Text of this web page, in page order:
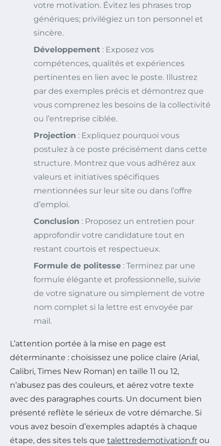
votre motivation. Évitez les phrases trop
génériques; privilégiez un ton personnel et
sincère.
Développement : Exposez vos
compétences, qualités et expériences
pertinentes en lien avec le poste. Illustrez
par des exemples précis et démontrez que
vous comprenez les besoins de la collectivité
ou l’entreprise ciblée.
Projection : Expliquez pourquoi vous
postulez à ce poste précisément dans cette
structure. Montrez que vous adhérez aux
valeurs et initiatives spécifiques
mentionnées sur leur site ou dans l’offre
d’emploi.
Conclusion : Proposez un entretien pour
approfondir votre candidature tout en
restant courtois et respectueux.
Formule de politesse : Terminez par une
formule élégante et professionnelle, suivie
de votre signature ou simplement de votre
nom complet si la lettre est envoyée par
mail.
L’attention portée à la mise en page est
déterminante : choisissez une police claire (Arial,
Calibri, Times New Roman) en taille 11 ou 12,
n’abusez pas des couleurs, et aérez votre texte
avec des paragraphes courts. Un document bien
présenté reflète le sérieux de votre démarche. Si
vous avez besoin d’exemples adaptés à chaque
étape, des sites tels que talettredemotivation.fr ou